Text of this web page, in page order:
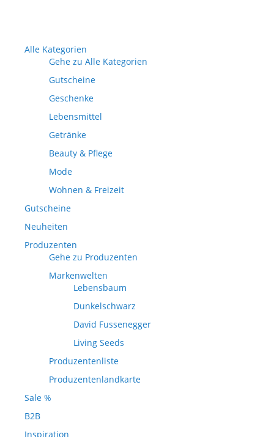
Alle Kategorien
Gehe zu Alle Kategorien
Gutscheine
Geschenke
Lebensmittel
Getränke
Beauty & Pflege
Mode
Wohnen & Freizeit
Gutscheine
Neuheiten
Produzenten
Gehe zu Produzenten
Markenwelten
Lebensbaum
Dunkelschwarz
David Fussenegger
Living Seeds
Produzentenliste
Produzentenlandkarte
Sale %
B2B
Inspiration